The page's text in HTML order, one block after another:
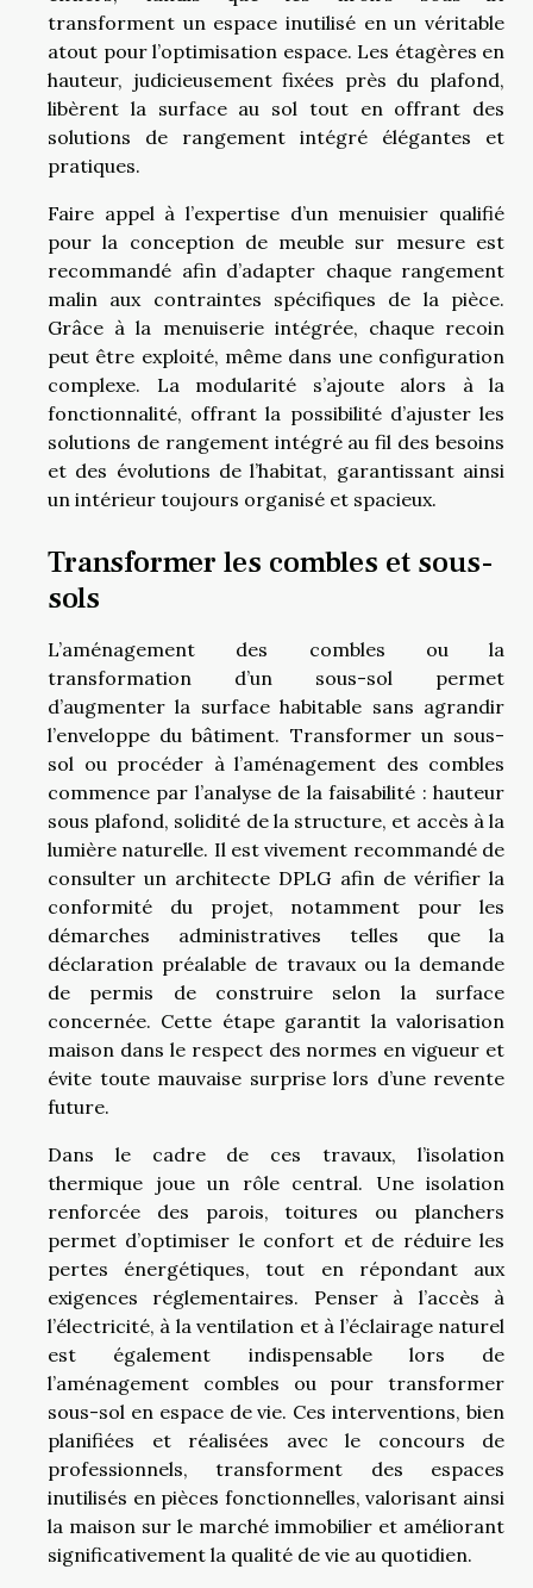
transforment un espace inutilisé en un véritable
atout pour l’optimisation espace. Les étagères en
hauteur, judicieusement fixées près du plafond,
libèrent la surface au sol tout en offrant des
solutions de rangement intégré élégantes et
pratiques.
Faire appel à l’expertise d’un menuisier qualifié
pour la conception de meuble sur mesure est
recommandé afin d’adapter chaque rangement
malin aux contraintes spécifiques de la pièce.
Grâce à la menuiserie intégrée, chaque recoin
peut être exploité, même dans une configuration
complexe. La modularité s’ajoute alors à la
fonctionnalité, offrant la possibilité d’ajuster les
solutions de rangement intégré au fil des besoins
et des évolutions de l’habitat, garantissant ainsi
un intérieur toujours organisé et spacieux.
Transformer les combles et sous-
sols
L’aménagement des combles ou la
transformation d’un sous-sol permet
d’augmenter la surface habitable sans agrandir
l’enveloppe du bâtiment. Transformer un sous-
sol ou procéder à l’aménagement des combles
commence par l’analyse de la faisabilité : hauteur
sous plafond, solidité de la structure, et accès à la
lumière naturelle. Il est vivement recommandé de
consulter un architecte DPLG afin de vérifier la
conformité du projet, notamment pour les
démarches administratives telles que la
déclaration préalable de travaux ou la demande
de permis de construire selon la surface
concernée. Cette étape garantit la valorisation
maison dans le respect des normes en vigueur et
évite toute mauvaise surprise lors d’une revente
future.
Dans le cadre de ces travaux, l’isolation
thermique joue un rôle central. Une isolation
renforcée des parois, toitures ou planchers
permet d’optimiser le confort et de réduire les
pertes énergétiques, tout en répondant aux
exigences réglementaires. Penser à l’accès à
l’électricité, à la ventilation et à l’éclairage naturel
est également indispensable lors de
l’aménagement combles ou pour transformer
sous-sol en espace de vie. Ces interventions, bien
planifiées et réalisées avec le concours de
professionnels, transforment des espaces
inutilisés en pièces fonctionnelles, valorisant ainsi
la maison sur le marché immobilier et améliorant
significativement la qualité de vie au quotidien.